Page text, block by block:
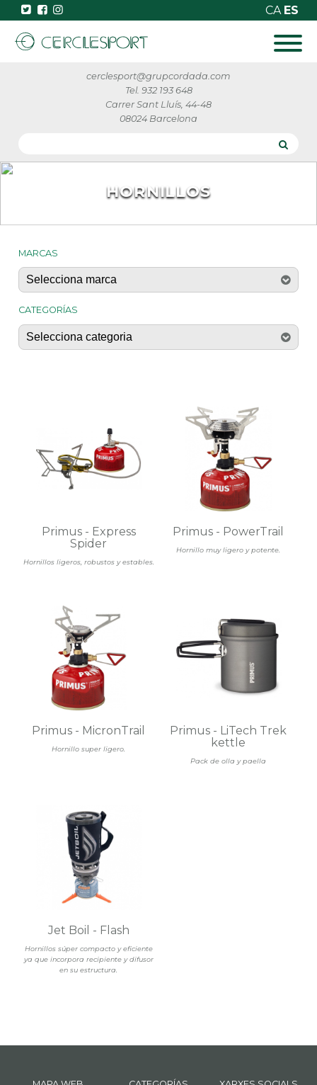
CA ES
cerclesport@grupcordada.com
Tel. 932 193 648
Carrer Sant Lluís, 44-48
08024 Barcelona
HORNILLOS
MARCAS
CATEGORÍAS
Hornillos ligeros, robustos y estables.
Primus - Express
Spider
Hornillo muy ligero y potente.
Primus - PowerTrail
Hornillo super ligero.
Primus - MicronTrail
Pack de olla y paella
Primus - LiTech Trek
kettle
Hornillos súper compacto y eficiente
ya que incorpora recipiente y difusor
en su estructura.
Jet Boil - Flash